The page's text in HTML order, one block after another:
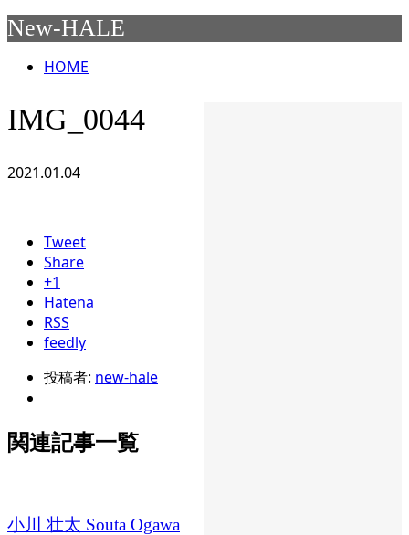
New-HALE
HOME
IMG_0044
2021.01.04
Tweet
Share
+1
Hatena
RSS
feedly
投稿者: new-hale
関連記事一覧
小川 壮太 Souta Ogawa